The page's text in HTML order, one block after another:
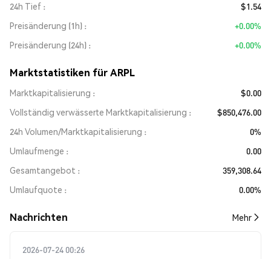
24h Tief
$1.54
Preisänderung (1h)
+0.00%
Preisänderung (24h)
+0.00%
Marktstatistiken für ARPL
Marktkapitalisierung
$0.00
Vollständig verwässerte Marktkapitalisierung
$850,476.00
24h Volumen/Marktkapitalisierung
0%
Umlaufmenge
0.00
Gesamtangebot
359,308.64
Umlaufquote
0.00%
Nachrichten Mehr
2026-07-24 00:26